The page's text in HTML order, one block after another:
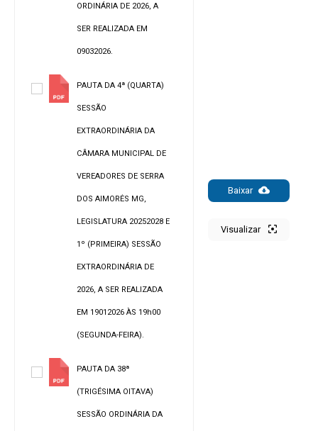
ORDINÁRIA DE 2026, A
SER REALIZADA EM
09032026.
PAUTA DA 4ª (QUARTA)
SESSÃO
EXTRAORDINÁRIA DA
CÂMARA MUNICIPAL DE
VEREADORES DE SERRA
DOS AIMORĖS MG,
LEGISLATURA 20252028 E
1º (PRIMEIRA) SESSÃO
EXTRAORDINÁRIA DE
2026, A SER REALIZADA
EM 19012026 ÀS 19h00
(SEGUNDA-FEIRA).
Baixar
Visualizar
PAUTA DA 38ª
(TRIGÉSIMA OITAVA)
SESSÃO ORDINÁRIA DA